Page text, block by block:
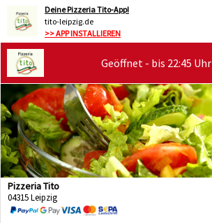
Deine Pizzeria Tito-App!
tito-leipzig.de
>> APP INSTALLIEREN
Geöffnet - bis 22:45 Uhr
Pizzeria Tito
04315 Leipzig